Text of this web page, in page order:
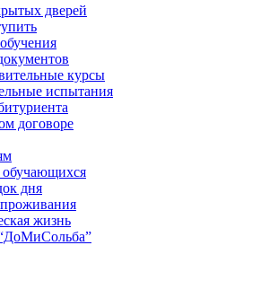
дверей
курсы
испытания
договоре
дня
жизнь